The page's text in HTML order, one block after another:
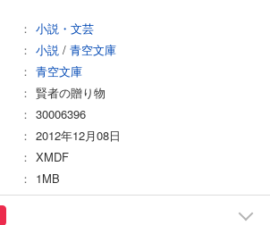
小説・文芸
小説 / 青空文庫
青空文庫
賢者の贈り物
30006396
2012年12月08日
XMDF
1MB